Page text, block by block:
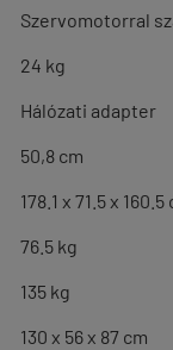
Szervomotorral
24 kg
Hálózati adapter
50,8 cm
178.1 x 71.5 x 160.5
76.5 kg
135 kg
130 x 56 x 87 cm